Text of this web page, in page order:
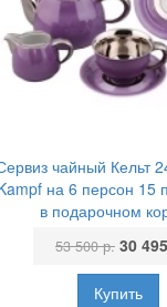
чайный Кельт
на 6 персон 15
в подарочном
53 500 р. 30